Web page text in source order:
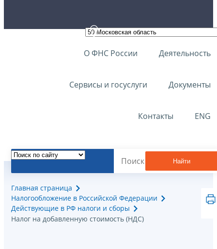
О ФНС России Деятельность
Сервисы и госуслуги Документы
Контакты ENG
Найти
Главная страница
Налогообложение в Российской Федерации
Действующие в РФ налоги и сборы
Налог на добавленную стоимость (НДС)